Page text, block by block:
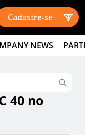
Cadastre-se
NEWS
40 no